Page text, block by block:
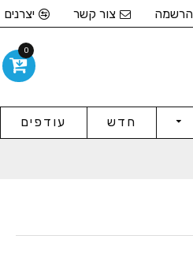
הרשמה צור קשר יצרנים
חדש עודפים
0